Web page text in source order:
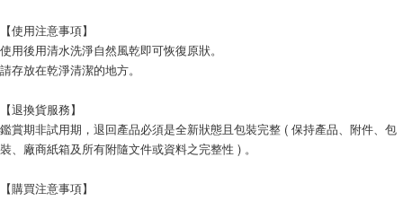
【使用注意事項】
使用後用清水洗淨自然風乾即可恢復原狀。
請存放在乾淨清潔的地方。
【退換貨服務】
鑑賞期非試用期，退回產品必須是全新狀態且包裝完整 ( 保持產品、附件、包
裝、廠商紙箱及所有附隨文件或資料之完整性 ) 。
【購買注意事項】